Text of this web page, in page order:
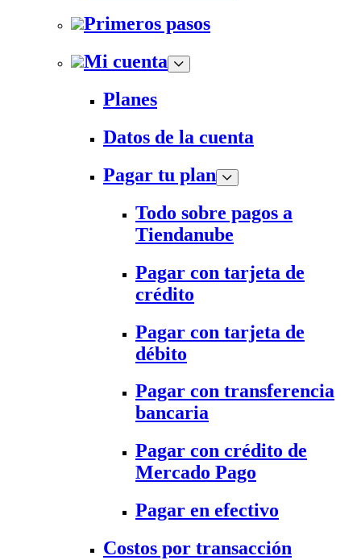
Primeros pasos
Mi cuenta
Planes
Datos de la cuenta
Pagar tu plan
Todo sobre pagos a
Tiendanube
Pagar con tarjeta de
crédito
Pagar con tarjeta de
débito
Pagar con transferencia
bancaria
Pagar con crédito de
Mercado Pago
Pagar en efectivo
Costos por transacción